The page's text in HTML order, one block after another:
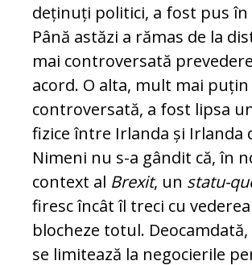
deținuți politici, a fost pus
Până astăzi a rămas de la
mai controversată
acord. O alta, mult mai puțin
controversată, a fost lipsa
fizice între Irlanda și Irlanda
Nimeni nu s-a gândit că, în
context al Brexit, un statu-
firesc încât îl treci cu
blocheze totul.
se limitează la negocierile